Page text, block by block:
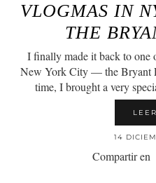
VLOGMAS IN
THE
I finally made it back to one
New York City — the Bryant
time, I brought a very
14
Compartir en